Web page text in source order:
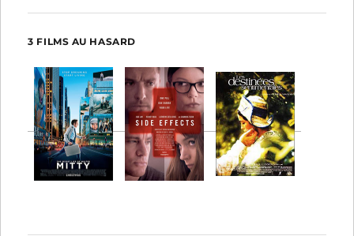
3 FILMS AU HASARD